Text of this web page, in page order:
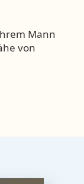
Mann
von